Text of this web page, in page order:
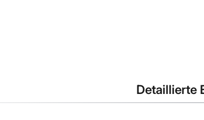
Detaillierte